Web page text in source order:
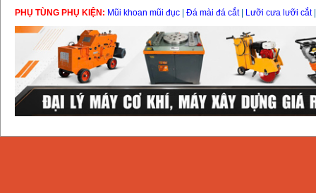
May han tig que Jasic
tig 200A (W223)
PHỤ TÙNG PHỤ KIỆN: Mũi khoan mũi đục Đá mài đá cắt| Lưỡi cưa lưỡi cắt